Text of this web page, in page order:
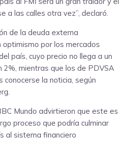
a las calles otra vez”, declaró.
de la deuda externa
optimismo por los mercados
país, cuyo precio no llega a un
2%, mientras que los de PDVSA
la noticia, según
Mundo advirtieron que este es
proceso que podría culminar
al sistema financiero